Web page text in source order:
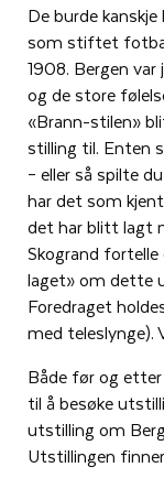
De burde
som stiftet
1908. Bergen
og de store
«Brann-stilen»
stilling til. Enten
– eller så spilte
har det som
det har blitt lagt
Skogrand
laget» om dette
Foredraget
med teleslynge).
Både før og
til å besøke
utstilling om
Utstillingen